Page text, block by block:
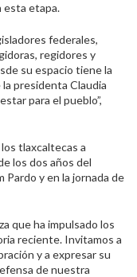
esta etapa.
federales,
regidores y
su espacio tiene la
presidenta Claudia
para el pueblo”,
tlaxcaltecas a
los dos años del
Pardo y en la jornada de
que ha impulsado los
reciente. Invitamos a
y a expresar su
de nuestra